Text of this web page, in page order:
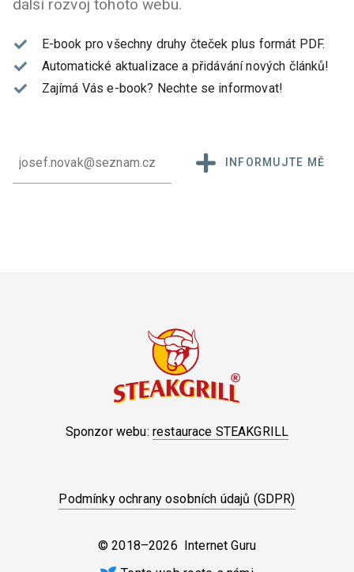
další rozvoj tohoto webu.
E-book pro všechny druhy čteček plus formát PDF.
Automatické aktualizace a přidávání nových článků!
Zajímá Vás e-book? Nechte se informovat!
INFORMUJTE MĚ
Sponzor webu: restaurace STEAKGRILL
Podmínky ochrany osobních údajů (GDPR)
© 2018–2026 Internet Guru